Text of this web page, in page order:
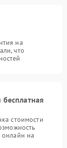
на
что
стоимости
онлайн на